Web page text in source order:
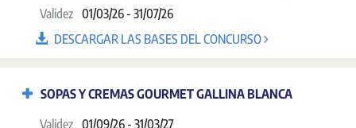
Validez 01/03/26 - 31/07/26
DESCARGAR LAS BASES DEL CONCURSO
SOPAS Y CREMAS GOURMET GALLINA BLANCA
Validez 01/09/26 - 31/03/27